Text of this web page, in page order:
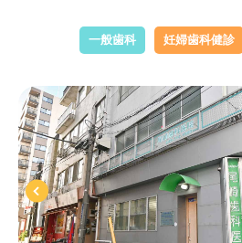
一般歯科 妊婦歯科健診